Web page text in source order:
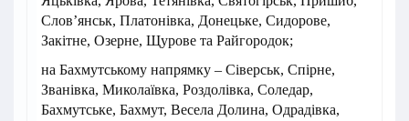
Словʼянськ, Платонівка, Донецьке, Сидорове,
Закітне, Озерне, Щурове та Райгородок;
на Бахмутському напрямку – Сіверськ, Спірне,
Званівка, Миколаївка, Роздолівка, Соледар,
Бахмутське, Бахмут, Весела Долина, Одрадівка,